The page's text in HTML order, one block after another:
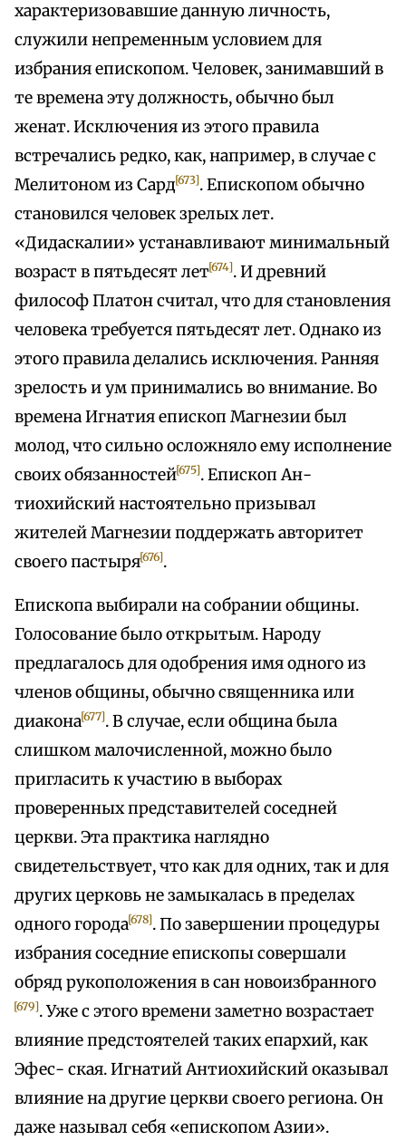
характеризовавшие данную личность,
служили непременным условием для
избрания епископом. Человек, занимавший в
те времена эту должность, обычно был
женат. Исключения из этого правила
встречались редко, как, например, в случае с
Мелитоном из Сард[673]. Епископом обычно
становился человек зрелых лет.
«Дидаскалии» устанавливают минимальный
возраст в пятьдесят лет[674]. И древний
философ Платон считал, что для становления
человека требуется пятьдесят лет. Однако из
этого правила делались исключения. Ранняя
зрелость и ум принимались во внимание. Во
времена Игнатия епископ Магнезии был
молод, что сильно осложняло ему исполнение
своих обязанностей[675]. Епископ Ан-
тиохийский настоятельно призывал
жителей Магнезии поддержать авторитет
своего пастыря[676].
Епископа выбирали на собрании общины.
Голосование было открытым. Народу
предлагалось для одобрения имя одного из
членов общины, обычно священника или
диакона[677]. В случае, если община была
слишком малочисленной, можно было
пригласить к участию в выборах
проверенных представителей соседней
церкви. Эта практика наглядно
свидетельствует, что как для одних, так и для
других церковь не замыкалась в пределах
одного города[678]. По завершении процедуры
избрания соседние епископы совершали
обряд рукоположения в сан новоизбранного
[679]. Уже с этого времени заметно возрастает
влияние предстоятелей таких епархий, как
Эфес- ская. Игнатий Антиохийский оказывал
влияние на другие церкви своего региона. Он
даже называл себя «епископом Азии».